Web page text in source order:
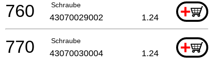
Schraube +
760 43070029002 1.24
Schraube +
770 43070030004 1.24